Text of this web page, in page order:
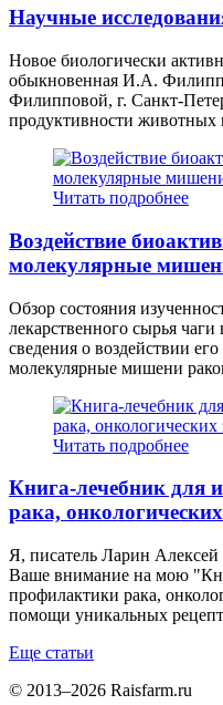
Научные
Новое биологически
обыкновенная И.А.
Филипповой, г. Санкт-
продуктивности животных
Читать подробнее
Воздействие
молекулярные
Обзор состояния
лекарственного сырья
сведения о воздействии
молекулярные мишени
Читать подробнее
Книга-лечебник для
рака,
Я, писатель Ларин
Ваше внимание на мою
профилактики рака,
помощи уникальных
Еще статьи
© 2013–2026 Raisfarm.ru